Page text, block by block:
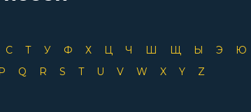
С Т У Ф Х Ц Ч Ш Щ Ы Э Ю
P Q R S T U V W X Y Z